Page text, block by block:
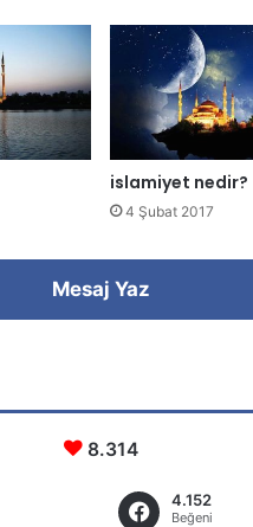
islamiyet nedir?
4 Şubat 2017
Mesaj Yaz
8.314
4.152
Beğeni